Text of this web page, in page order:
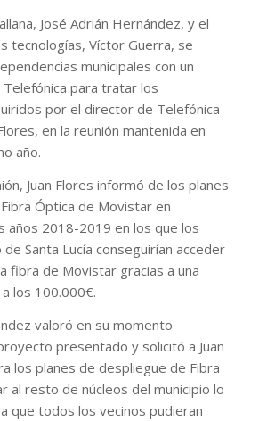
José Adrián Hernández, y el
tecnologías, Víctor Guerra, se
municipales con un
para tratar los
por el director de Telefónica
en la reunión mantenida en
año.
Juan Flores informó de los planes
Óptica de Movistar en
años 2018-2019 en los que los
Santa Lucía conseguirían acceder
fibra de Movistar gracias a una
los 100.000€.
valoró en su momento
presentado y solicitó a Juan
los planes de despliegue de Fibra
al resto de núcleos del municipio lo
que todos los vecinos pudieran